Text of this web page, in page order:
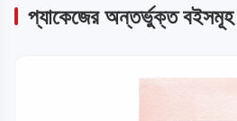
প্যাকেজের অন্তর্ভুক্ত বইসমূহ